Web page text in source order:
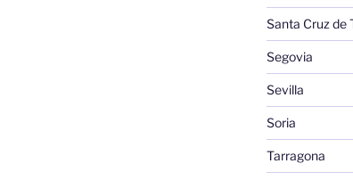
Santa Cruz de
Segovia
Sevilla
Soria
Tarragona